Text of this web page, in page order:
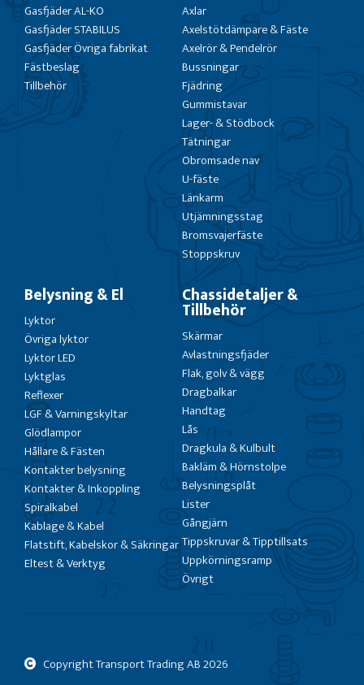
Gasfjäder AL-KO
Gasfjäder STABILUS
Gasfjäder Övriga fabrikat
Fästbeslag
Tillbehör
Axlar
Axelstötdämpare & Fäste
Axelrör & Pendelrör
Bussningar
Fjädring
Gummistavar
Lager- & Stödbock
Tätningar
Obromsade nav
U-fäste
Länkarm
Utjämningsstag
Bromsvajerfäste
Stoppskruv
Belysning & El
Lyktor
Övriga lyktor
Lyktor LED
Lyktglas
Reflexer
LGF & Varningskyltar
Glödlampor
Hållare & Fästen
Kontakter belysning
Kontakter & Inkoppling
Spiralkabel
Kablage & Kabel
Flatstift, Kabelskor & Säkringar
Eltest & Verktyg
Chassidetaljer &
Tillbehör
Skärmar
Avlastningsfjäder
Flak, golv & vägg
Dragbalkar
Handtag
Lås
Dragkula & Kulbult
Bakläm & Hörnstolpe
Belysningsplåt
Lister
Gångjärn
Tippskruvar & Tipptillsats
Uppkörningsramp
Övrigt
Copyright Transport Trading AB2026